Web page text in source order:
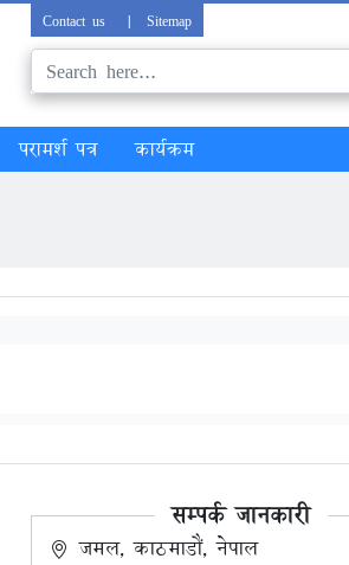
Contact us | Sitemap
परामर्श पत्र कार्यक्रम
सम्पर्क जानकारी
जमल, काठमाडौं, नेपाल